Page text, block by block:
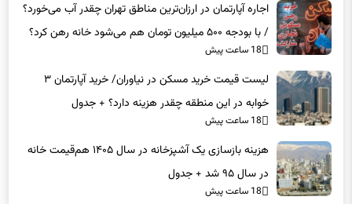
/ با بودجه ۵۰۰ میلیون تومان هم می‌شود خانه رهن کرد؟
18 ساعت پیش
خوابه در این منطقه چقدر هزینه دارد؟ + جدول
18 ساعت پیش
در سال ۹۵ شد + جدول